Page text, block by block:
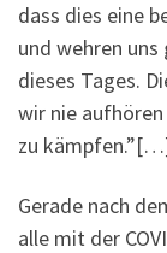
dass dies eine
und wehren
dieses Tages.
wir nie
zu
Gerade nach
alle mit der